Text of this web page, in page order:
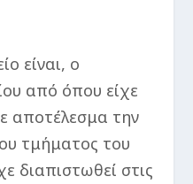
είναι, ο
από όπου είχε
αποτέλεσμα την
τμήματος του
διαπιστωθεί στις